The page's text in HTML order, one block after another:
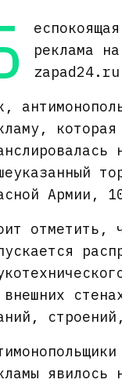
реклама
zapad24.ru
Армии,
внешних